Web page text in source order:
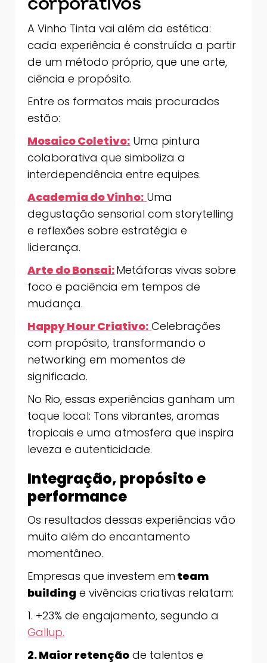
A Vinho Tinta vai além da estética:
cada experiência é construída a partir
de um método próprio, que une arte,
ciência e propósito.
Entre os formatos mais procurados
estão:
Mosaico Coletivo: Uma pintura
colaborativa que simboliza a
interdependência entre equipes.
Academia do Vinho: Uma
degustação sensorial com storytelling
e reflexões sobre estratégia e
liderança.
Arte do Bonsai:Metáforas vivas sobre
foco e paciência em tempos de
mudança.
Happy Hour Criativo: Celebrações
com propósito, transformando o
networking em momentos de
significado.
No Rio, essas experiências ganham um
toque local: Tons vibrantes, aromas
tropicais e uma atmosfera que inspira
leveza e autenticidade.
Integração, propósito e
performance
Os resultados dessas experiências vão
muito além do encantamento
momentâneo.
Empresas que investem em team
building e vivências criativas relatam:
1. +23% de engajamento, segundo a
Gallup.
2. Maior retenção de talentos e